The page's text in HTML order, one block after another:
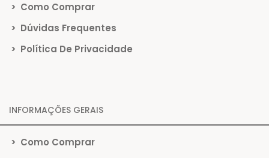
> Como Comprar
> Dúvidas Frequentes
> Política De Privacidade
INFORMAÇÕES GERAIS
> Como Comprar